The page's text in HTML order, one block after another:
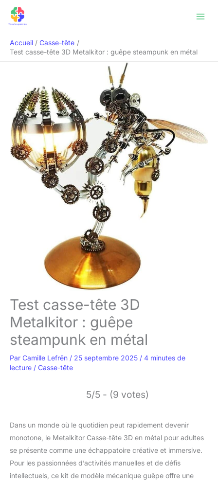
Accueil
Casse-tête
Test casse-tête 3D Metalkitor : guêpe steampunk en métal
Test casse-tête 3D
Metalkitor : guêpe
steampunk en métal
Par Camille Lefrēn / 25 septembre 2025 / 4 minutes de
lecture / Casse-tête
5/5 - (9 votes)
Dans un monde où le quotidien peut rapidement devenir
monotone, le Metalkitor Casse-tête 3D en métal pour adultes
se présente comme une échappatoire créative et immersive.
Pour les passionnées d’activités manuelles et de défis
intellectuels, ce kit de modèle mécanique guêpe offre une
Rechercher